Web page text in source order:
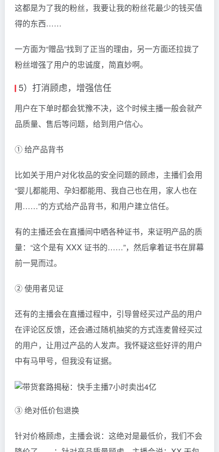
这都是为了我的粉丝，我要让我的粉丝花最少的钱买值
得的东西……
一方面为“赠品”找到了正当的理由，另一方面还拉拢了
粉丝增强了用户的忠诚度，简直妙啊。
5）打消顾虑，增强信任
用户在下单时都会犹豫不决，这个时候主播一般会就产
品质量、售后等问题，给到用户信心。
① 给产品背书
比如关于用户对化妆品的安全问题的顾虑，主播们会用
“婴儿都能用、孕妇都能用、我自己也在用，家人也在
用……”的方式给产品背书，和用户建立信任。
有的主播还会在直播间中晒各种证书，来证明产品的质
量：“这个是有 XXX 证书的……”，然后拿着证书在屏幕
前一晃而过。
② 使用者见证
还有的主播会在直播过程中，引导曾经买过产品的用户
在评论区反馈，还会通过随机抽奖的方式连麦曾经买过
的用户，让用过产品的人发声。我怀疑这些好评的用户
中有马甲号，但我没有证据。
③ 绝对低价包退换
针对价格顾虑，主播会说：这绝对是最低价，我们不会